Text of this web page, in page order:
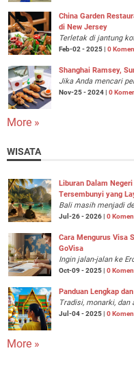
China Garden
di New Jersey
Terletak di jantung
Feb-02 - 2025 | 0
Shanghai Ramsey,
Jika Anda mencari
Nov-25 - 2024 | 0
More »
WISATA
Liburan Dalam
Tersembunyi yang
Bali masih menjadi
Jul-26 - 2026 | 0
Cara Mengurus Visa
GoVisa
Ingin jalan-jalan ke
Oct-09 - 2025 | 0
Panduan Lengkap
Tradisi, monarki, dan
Jul-04 - 2025 | 0
More »